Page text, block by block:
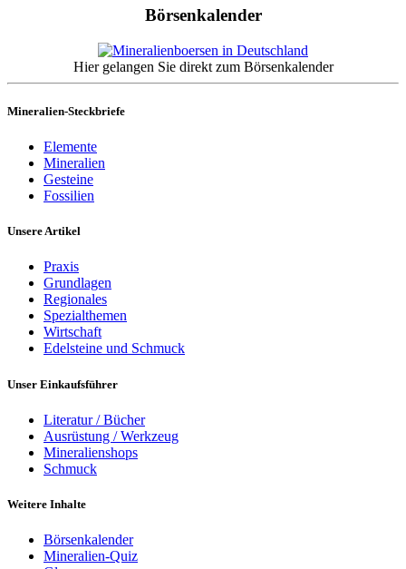
Börsenkalender
Hier gelangen Sie direkt zum Börsenkalender
Mineralien-Steckbriefe
Elemente
Mineralien
Gesteine
Fossilien
Unsere Artikel
Praxis
Grundlagen
Regionales
Spezialthemen
Wirtschaft
Edelsteine und Schmuck
Unser Einkaufsführer
Literatur / Bücher
Ausrüstung / Werkzeug
Mineralienshops
Schmuck
Weitere Inhalte
Börsenkalender
Mineralien-Quiz